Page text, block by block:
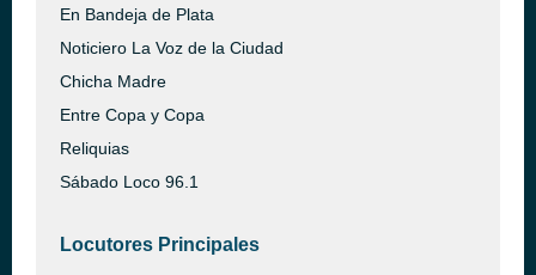
En Bandeja de Plata
Noticiero La Voz de la Ciudad
Chicha Madre
Entre Copa y Copa
Reliquias
Sábado Loco 96.1
Locutores Principales